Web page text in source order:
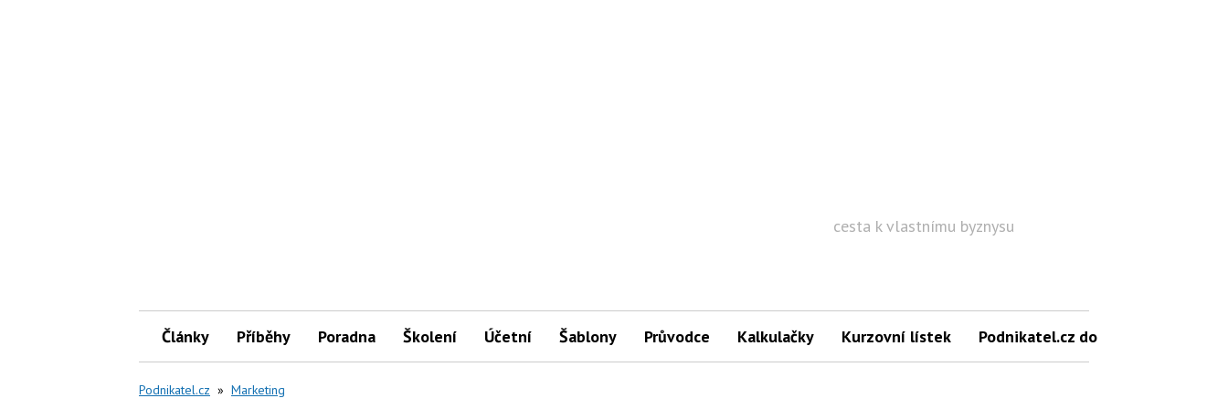
cesta k vlastnímu byznysu
Články Příběhy Poradna Školení Účetní Šablony Průvodce Kalkulačky Kurzovní lístek Podnikatel.cz do mailu
Podnikatel.cz » Marketing